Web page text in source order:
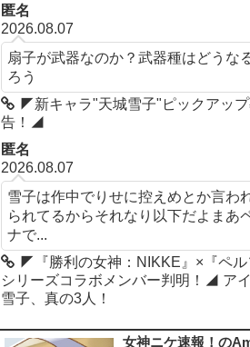
匿名
2026.08.07
扇子が武器なのか？武器種はどうな
ろう
◤新キャラ"天城雪子"ピックアッ
告！◢
匿名
2026.08.07
雪子は作中でりせに控えめとか言わ
られてるからそれなり以下だよまあ
ナで...
◤『勝利の女神：NIKKE』×『ペル
シリーズコラボメンバー判明！◢ アイ
雪子、真の3人！
女神ニケ速報！の